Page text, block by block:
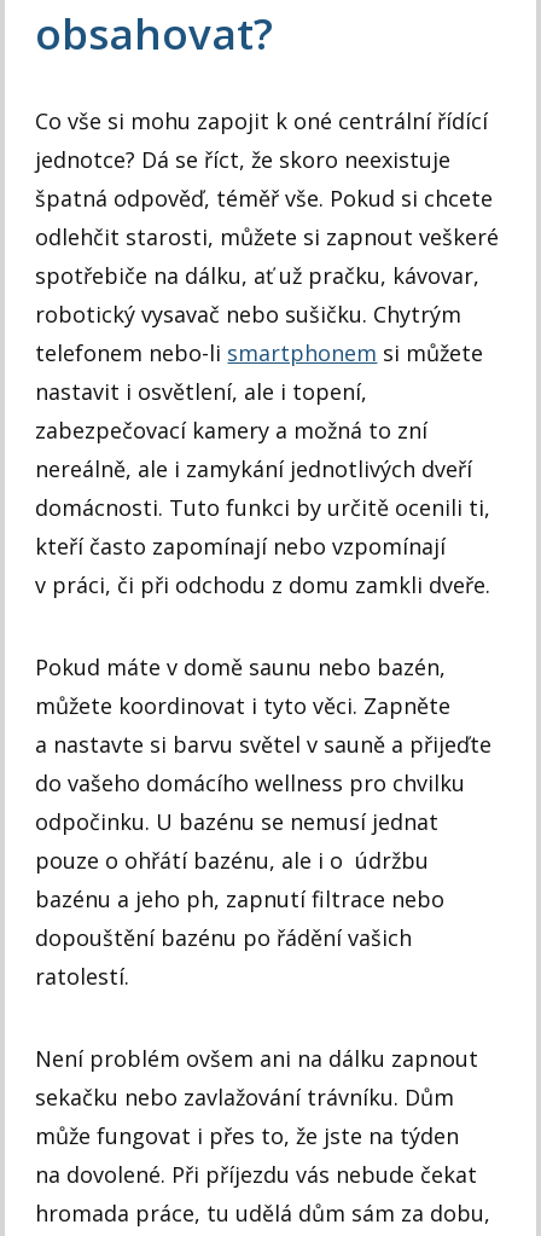
obsahovat?
Co vše si mohu zapojit k oné centrální řídící
jednotce? Dá se říct, že skoro neexistuje
špatná odpověď, téměř vše. Pokud si chcete
odlehčit starosti, můžete si zapnout veškeré
spotřebiče na dálku, ať už pračku, kávovar,
robotický vysavač nebo sušičku. Chytrým
telefonem nebo-li smartphonem si můžete
nastavit i osvětlení, ale i topení,
zabezpečovací kamery a možná to zní
nereálně, ale i zamykání jednotlivých dveří
domácnosti. Tuto funkci by určitě ocenili ti,
kteří často zapomínají nebo vzpomínají
v práci, či při odchodu z domu zamkli dveře.
Pokud máte v domě saunu nebo bazén,
můžete koordinovat i tyto věci. Zapněte
a nastavte si barvu světel v sauně a přijeďte
do vašeho domácího wellness pro chvilku
odpočinku. U bazénu se nemusí jednat
pouze o ohřátí bazénu, ale i o údržbu
bazénu a jeho ph, zapnutí filtrace nebo
dopouštění bazénu po řádění vašich
ratolestí.
Není problém ovšem ani na dálku zapnout
sekačku nebo zavlažování trávníku. Dům
může fungovat i přes to, že jste na týden
na dovolené. Při příjezdu vás nebude čekat
hromada práce, tu udělá dům sám za dobu,